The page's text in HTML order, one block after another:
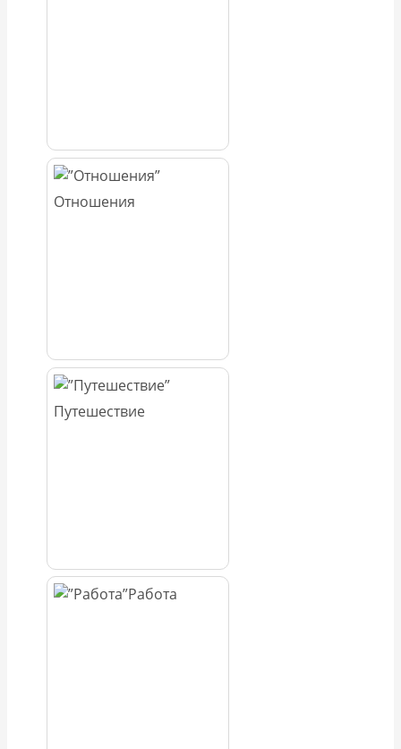
Отношения
Путешествие
Работа